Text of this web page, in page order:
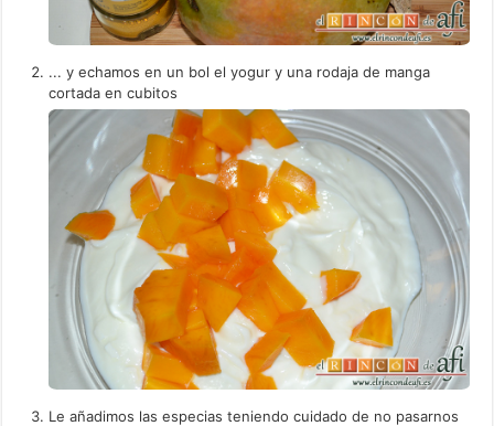
... y echamos en un bol el yogur y una rodaja de manga
cortada en cubitos
Le añadimos las especias teniendo cuidado de no pasarnos